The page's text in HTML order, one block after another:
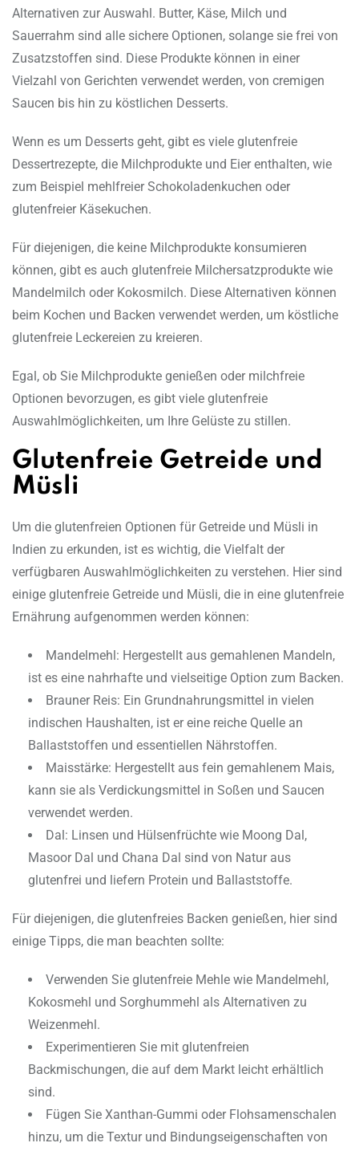
Alternativen zur Auswahl. Butter, Käse, Milch und
Sauerrahm sind alle sichere Optionen, solange sie frei von
Zusatzstoffen sind. Diese Produkte können in einer
Vielzahl von Gerichten verwendet werden, von cremigen
Saucen bis hin zu köstlichen Desserts.
Wenn es um Desserts geht, gibt es viele glutenfreie
Dessertrezepte, die Milchprodukte und Eier enthalten, wie
zum Beispiel mehlfreier Schokoladenkuchen oder
glutenfreier Käsekuchen.
Für diejenigen, die keine Milchprodukte konsumieren
können, gibt es auch glutenfreie Milchersatzprodukte wie
Mandelmilch oder Kokosmilch. Diese Alternativen können
beim Kochen und Backen verwendet werden, um köstliche
glutenfreie Leckereien zu kreieren.
Egal, ob Sie Milchprodukte genießen oder milchfreie
Optionen bevorzugen, es gibt viele glutenfreie
Auswahlmöglichkeiten, um Ihre Gelüste zu stillen.
Glutenfreie Getreide und
Müsli
Um die glutenfreien Optionen für Getreide und Müsli in
Indien zu erkunden, ist es wichtig, die Vielfalt der
verfügbaren Auswahlmöglichkeiten zu verstehen. Hier sind
einige glutenfreie Getreide und Müsli, die in eine glutenfreie
Ernährung aufgenommen werden können:
Mandelmehl: Hergestellt aus gemahlenen Mandeln,
ist es eine nahrhafte und vielseitige Option zum Backen.
Brauner Reis: Ein Grundnahrungsmittel in vielen
indischen Haushalten, ist er eine reiche Quelle an
Ballaststoffen und essentiellen Nährstoffen.
Maisstärke: Hergestellt aus fein gemahlenem Mais,
kann sie als Verdickungsmittel in Soßen und Saucen
verwendet werden.
Dal: Linsen und Hülsenfrüchte wie Moong Dal,
Masoor Dal und Chana Dal sind von Natur aus
glutenfrei und liefern Protein und Ballaststoffe.
Für diejenigen, die glutenfreies Backen genießen, hier sind
einige Tipps, die man beachten sollte:
Verwenden Sie glutenfreie Mehle wie Mandelmehl,
Kokosmehl und Sorghummehl als Alternativen zu
Weizenmehl.
Experimentieren Sie mit glutenfreien
Backmischungen, die auf dem Markt leicht erhältlich
sind.
Fügen Sie Xanthan-Gummi oder Flohsamenschalen
hinzu, um die Textur und Bindungseigenschaften von